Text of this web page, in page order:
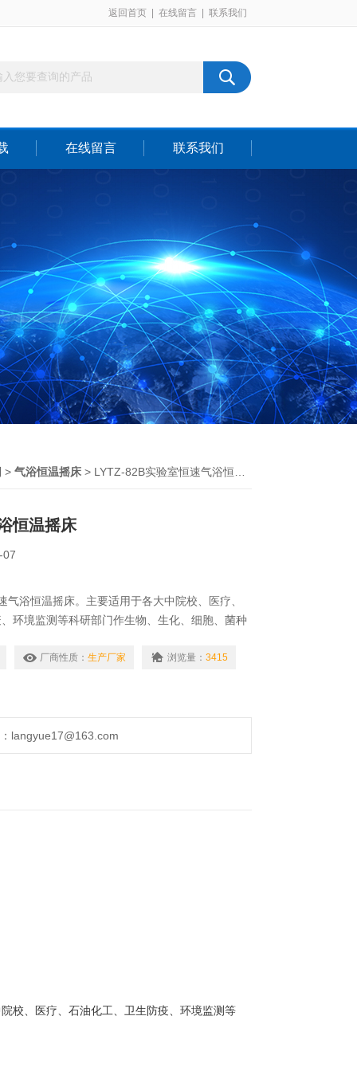
返回首页 在线留言 联系我们
在线留言 联系我们
> 气浴恒温摇床 > LYTZ-82B实验室恒速气浴恒温摇床
恒温摇床
07
气浴恒温摇床。主要适用于各大中院校、医疗、
环境监测等科研部门作生物、生化、细胞、菌种
厂商性质： 生产厂家 浏览量： 3415
langyue17@163.com
校、医疗、石油化工、卫生防疫、环境监测等